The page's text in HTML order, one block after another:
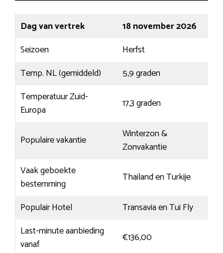
Dag van vertrek
18 november 2026
Seizoen
Herfst
Temp. NL (gemiddeld)
5,9 graden
Temperatuur Zuid-
Europa
17,3 graden
Populaire vakantie
Winterzon &
Zonvakantie
Vaak geboekte
bestemming
Thailand en Turkije
Populair Hotel
Transavia en Tui Fly
Last-minute aanbieding
vanaf
€136,00